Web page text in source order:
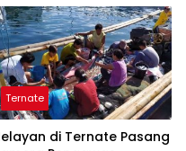
Ternate
di Ternate Pasang